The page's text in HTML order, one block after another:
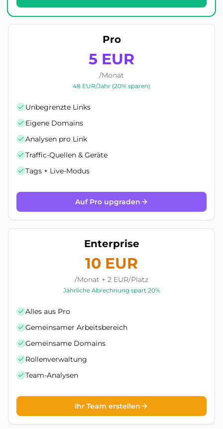
Pro
5 EUR
/Monat
48 EUR/Jahr (20% sparen)
Unbegrenzte Links
Eigene Domains
Analysen pro Link
Traffic-Quellen & Geräte
Tags + Live-Modus
Auf Pro upgraden
Enterprise
10 EUR
/Monat + 2 EUR/Platz
Jährliche Abrechnung spart 20%
Alles aus Pro
Gemeinsamer Arbeitsbereich
Gemeinsame Domains
Rollenverwaltung
Team-Analysen
Ihr Team erstellen